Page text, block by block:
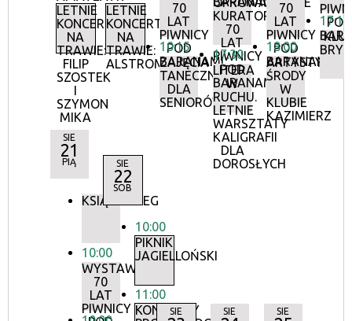
LETNIE
KONCERTY
NA
TRAWIE:
FILIP
SZOSTEK
I
SZYMON
MIKA
LETNIE
KONCERTY
NA
TRAWIE:
ALSTROMERIE
70
LAT
PIWNICY
POD
BARANAMI
10:15
ZAJĘCIA
TANECZNE
DLA
SENIORÓW
KURATORSKIE:
70
LAT
PIWNICY
POD
BARANAMI
17:30
LITERA
W
RUCHU.
LETNIE
WARSZTATY
KALIGRAFII
DLA
DOROSŁYCH
70
LAT
PIWNICY
POD
BARANAMI
18:00
ŚRODY
W
KLUBIE
KAZIMIERZ
POD
17:15
SIE
21
PIĄ
KSIĄŻKOBIEG
10:00
WYSTAWA:
70
LAT
PIWNICY
SIE
22
SOB
10:00
PIKNIK
JAGIELLOŃSKI
11:00
KONCERTY
SIE SIE SIE